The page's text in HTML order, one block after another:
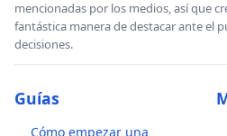
mencionadas por los medios, así que
fantástica manera de destacar ante el
decisiones.
Guías
Cómo empezar una